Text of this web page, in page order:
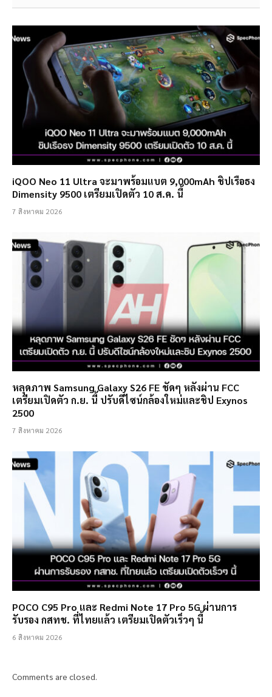
iQOO Neo 11 Ultra จะมาพร้อมแบต 9,000mAh ชิปเรือธง
Dimensity 9500 เตรียมเปิดตัว 10 ส.ค. นี้
7 สิงหาคม 2026
หลุดภาพ Samsung Galaxy S26 FE ชัดๆ หลังผ่าน FCC
เตรียมเปิดตัว ก.ย. นี้ ปรับดีไซน์กล้องใหม่และชิป Exynos
2500
7 สิงหาคม 2026
POCO C95 Pro และ Redmi Note 17 Pro 5G ผ่านการ
รับรอง กสทช. ที่ไทยแล้ว เตรียมเปิดตัวเร็วๆ นี้
6 สิงหาคม 2026
Comments are closed.